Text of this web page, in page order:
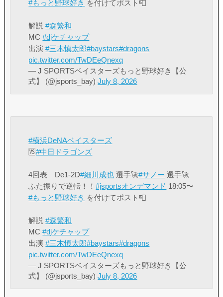
#もっと野球好き を付けてポスト📮
解説#森繁和
MC#djケチャップ
出演#三木慎太郎#baystars#dragons
pic.twitter.com/TwDEeQnexq
— J SPORTSベイスターズもっと野球好き【公
式】 (@jsports_bay)July 8, 2026
#横浜DeNAベイスターズ
🆚#中日ドラゴンズ
4回表 De1-2D#細川成也 選手🚀#サノー 選手🚀
ふた振りで逆転！！#jsportsオンデマンド 18:05〜
#もっと野球好き を付けてポスト📮
解説#森繁和
MC#djケチャップ
出演#三木慎太郎#baystars#dragons
pic.twitter.com/TwDEeQnexq
— J SPORTSベイスターズもっと野球好き【公
式】 (@jsports_bay)July 8, 2026